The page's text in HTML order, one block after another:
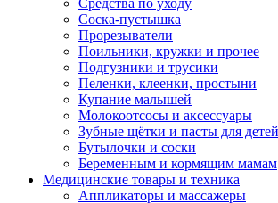
Средства по уходу
Соска-пустышка
Прорезыватели
Поильники, кружки и прочее
Подгузники и трусики
Пеленки, клеенки, простыни
Купание малышей
Молокоотсосы и аксессуары
Зубные щётки и пасты для детей
Бутылочки и соски
Беременным и кормящим мамам
Медицинские товары и техника
Аппликаторы и массажеры